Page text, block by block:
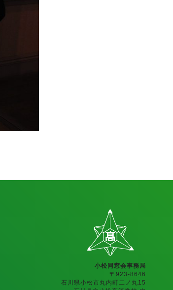
小松同窓会事務局
〒923-8646
石川県小松市丸内町二ノ丸15